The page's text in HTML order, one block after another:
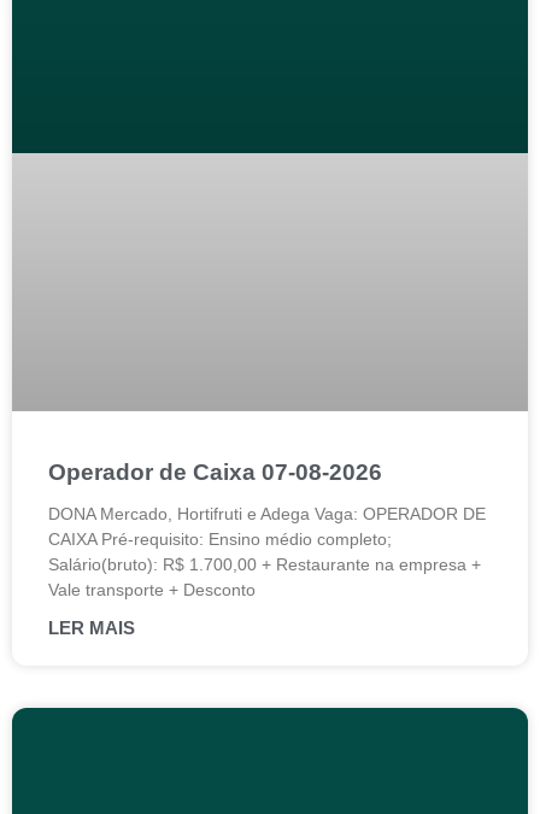
Operador de Caixa 07-08-2026
DONA Mercado, Hortifruti e Adega Vaga: OPERADOR DE
CAIXA Pré-requisito: Ensino médio completo;
Salário(bruto): R$ 1.700,00 + Restaurante na empresa +
Vale transporte + Desconto
LER MAIS